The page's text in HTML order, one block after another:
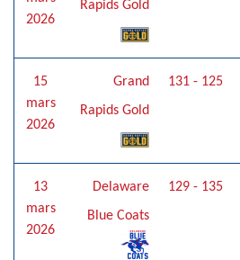
2026
Rapids Gold
15
mars
2026
Grand
Rapids Gold
131 - 125
13
mars
2026
Delaware
Blue Coats
129 - 135